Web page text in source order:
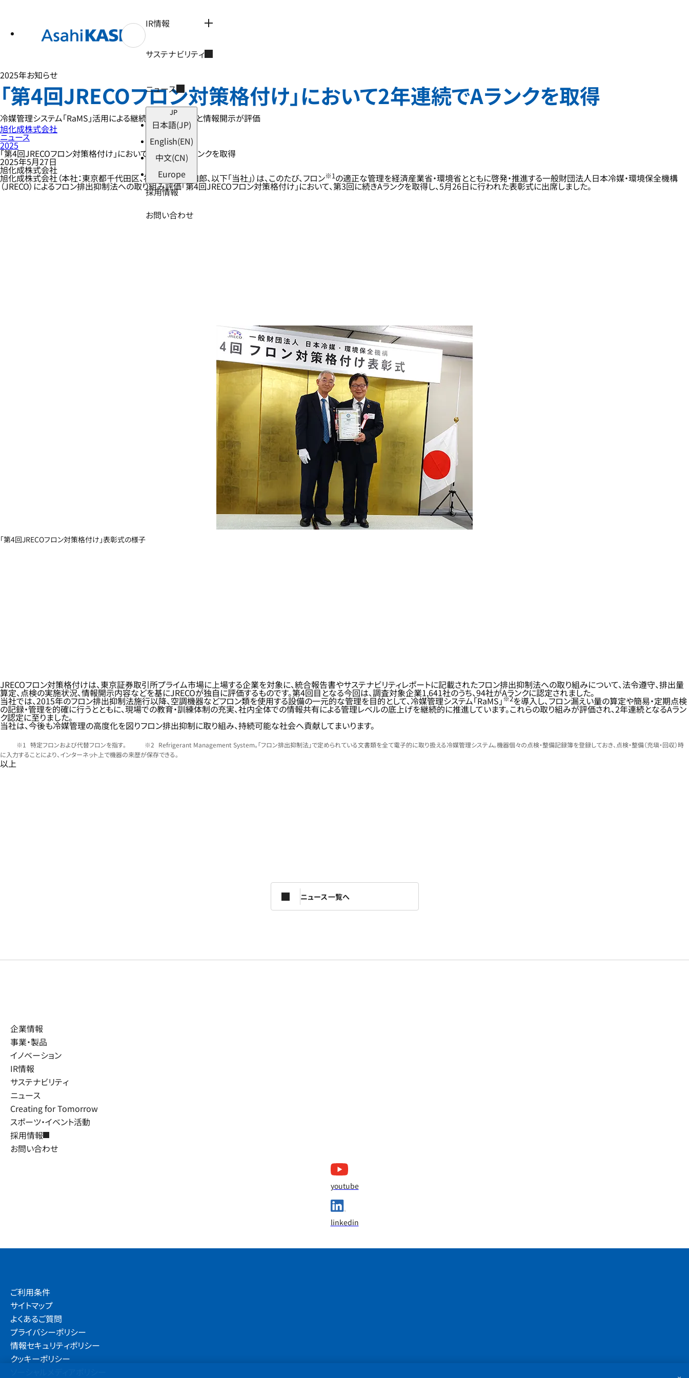
IR情報
サステナビリティ
ニュース
JP
日本語(JP)
English(EN)
中文(CN)
Europe
採用情報
お問い合わせ
2025年お知らせ
「第4回JRECOフロン対策格付け」において2年連続でAランクを取得
冷媒管理システム「RaMS」活用による継続的な体制整備と情報開示が評価
旭化成株式会社
ニュース
2025
「第4回JRECOフロン対策格付け」において2年連続でAランクを取得
2025年5月27日
旭化成株式会社
旭化成株式会社（本社：東京都千代田区、社長：工藤 幸四郎、以下「当社」）は、このたび、フロン※1の適正な管理を経済産業省・環境省とともに啓発・推進する一般財団法人日本冷媒・環境保全機構
（JRECO）によるフロン排出抑制法への取り組み評価「第4回JRECOフロン対策格付け」において、第3回に続きAランクを取得し、5月26日に行われた表彰式に出席しました。
「第4回JRECOフロン対策格付け」表彰式の様子
JRECOフロン対策格付けは、東京証券取引所プライム市場に上場する企業を対象に、統合報告書やサステナビリティレポートに記載されたフロン排出抑制法への取り組みについて、法令遵守、排出量
算定、点検の実施状況、情報開示内容などを基にJRECOが独自に評価するものです。第4回目となる今回は、調査対象企業1,641社のうち、94社がAランクに認定されました。
当社では、2015年のフロン排出抑制法施行以降、空調機器などフロン類を使用する設備の一元的な管理を目的として、冷媒管理システム「RaMS」※2を導入し、フロン漏えい量の算定や簡易・定期点検
の記録・管理を的確に行うとともに、現場での教育・訓練体制の充実、社内全体での情報共有による管理レベルの底上げを継続的に推進しています。これらの取り組みが評価され、2年連続となるAラン
ク認定に至りました。
当社は、今後も冷媒管理の高度化を図りフロン排出抑制に取り組み、持続可能な社会へ貢献してまいります。
特定フロンおよび代替フロンを指す。
Refrigerant Management System。「フロン排出抑制法」で定められている文書類を全て電子的に取り扱える冷媒管理システム。機器個々の点検・整備記録簿を登録しておき、点検・整備（充塡・回収）時
に入力することにより、インターネット上で機器の来歴が保存できる。
以上
ニュース一覧へ
企業情報
事業・製品
イノベーション
IR情報
サステナビリティ
ニュース
Creating for Tomorrow
スポーツ・イベント活動
採用情報
お問い合わせ
youtube
linkedin
ご利用条件
サイトマップ
よくあるご質問
プライバシーポリシー
情報セキュリティポリシー
クッキーポリシー